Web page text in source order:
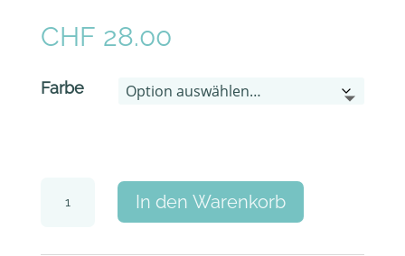
CHF 28.00
Farbe
In den Warenkorb